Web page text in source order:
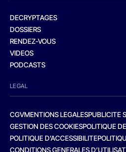
DECRYPTAGES
DOSSIERS
RENDEZ-VOUS
VIDEOS
PODCASTS
LEGAL
CGVMENTIONS LEGALESPUBLICITE
GESTION DES COOKIESPOLITIQUE
POLITIQUE D’ACCESSIBILITE
CONDITIONS GENERALES